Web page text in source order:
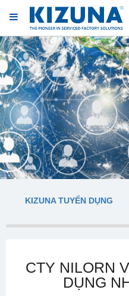
KIZUNA TUYỂN DỤNG
CTY NILORN
DỤNG